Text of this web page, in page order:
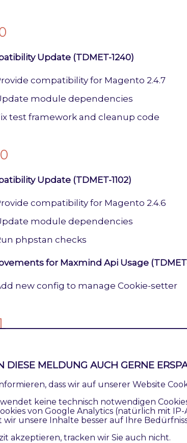
Update (TDMET-1240)
compatibility for Magento 2.4.7
module dependencies
test framework and cleanup code
Update (TDMET-1102)
compatibility for Magento 2.4.6
module dependencies
phpstan checks
for Maxmind Api Usage
new config to manage Cookie-setter
GraphQL
Api and GraphQL tests
MELDUNG AUCH GERNE
dass wir auf unserer Website
keine technisch notwendigen
von Google Analytics (natürlich mit
wir unsere Inhalte besser auf Ihre
akzeptieren, tracken wir Sie auch nicht.